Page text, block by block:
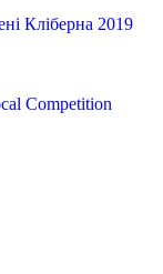
Кліберна 2019
Competition